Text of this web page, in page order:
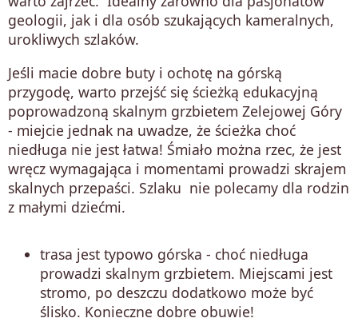
geologii, jak i dla osób szukających kameralnych,
urokliwych szlaków.
Jeśli macie dobre buty i ochotę na górską
przygodę, warto przejść się ścieżką edukacyjną
poprowadzoną skalnym grzbietem Zelejowej Góry
- miejcie jednak na uwadze, że ścieżka choć
niedługa nie jest łatwa! Śmiało można rzec, że jest
wręcz wymagająca i momentami prowadzi skrajem
skalnych przepaści. Szlaku nie polecamy dla rodzin
z małymi dziećmi.
trasa jest typowo górska - choć niedługa
prowadzi skalnym grzbietem. Miejscami jest
stromo, po deszczu dodatkowo może być
ślisko. Konieczne dobre obuwie!